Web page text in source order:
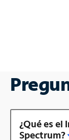
¿Qué es
Spectrum?